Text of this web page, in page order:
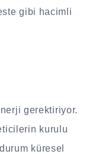
gibi hacimli
gerektiriyor.
kurulu
küresel